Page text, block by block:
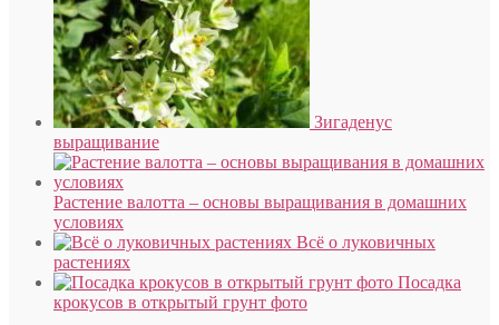
Зигаденус
выращивание
Растение валотта – основы выращивания в домашних
условиях
Всё о луковичных
растениях
Посадка
крокусов в открытый грунт фото